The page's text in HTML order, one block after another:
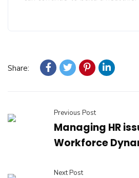
Share:
Previous Post
Managing HR
Workforce
Next Post